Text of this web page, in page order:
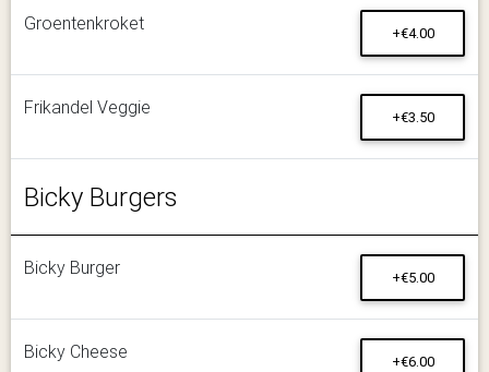
Groentenkroket +€4.00
Frikandel Veggie +€3.50
Bicky Burgers
Bicky Burger +€5.00
Bicky Cheese +€6.00